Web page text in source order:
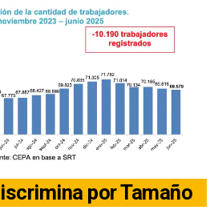
por Tamaño